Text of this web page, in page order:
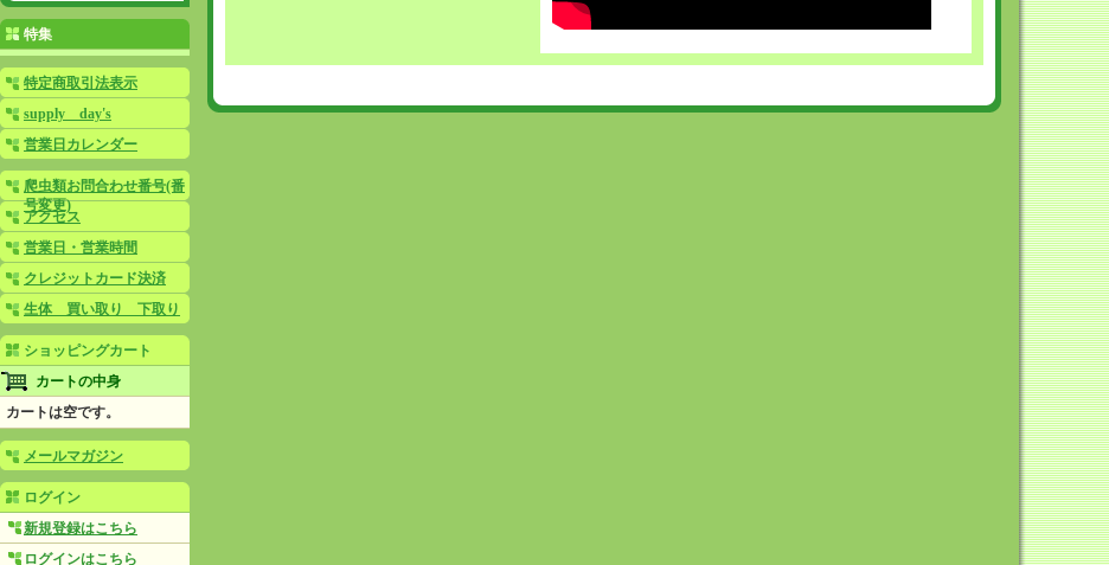
特集
特定商取引法表示
supply day's
営業日カレンダー
爬虫類お問合わせ番号(番
号変更)
アクセス
営業日・営業時間
クレジットカード決済
生体 買い取り 下取り
ショッピングカート
カートの中身
カートは空です。
メールマガジン
ログイン
新規登録はこちら
ログインはこちら